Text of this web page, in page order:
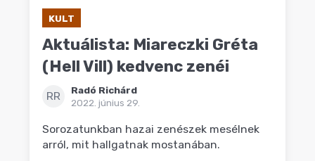
KULT
Aktuálista: Miareczki Gréta
(Hell Vill) kedvenc zenéi
RR
Radó Richárd
2022. június 29.
Sorozatunkban hazai zenészek mesélnek
arról, mit hallgatnak mostanában.